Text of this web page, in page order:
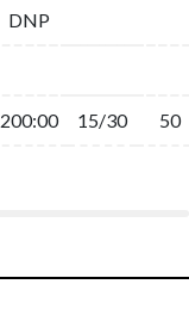
DNP
200:00 15/30 50
DNP
200:00 15/30 50